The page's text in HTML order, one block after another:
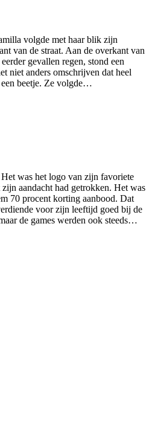
volgde met haar blik zijn
van de straat. Aan de overkant van
gevallen regen, stond een
niet anders omschrijven dat heel
beetje. Ze volgde…
was het logo van zijn favoriete
aandacht had getrokken. Het was
70 procent korting aanbood. Dat
voor zijn leeftijd goed bij de
de games werden ook steeds…